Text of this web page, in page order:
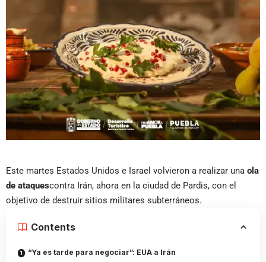
Este martes Estados Unidos e Israel volvieron a realizar una ola
de ataquescontra Irán, ahora en la ciudad de Pardis, con el
objetivo de destruir sitios militares subterráneos.
Contents
“Ya es tarde para negociar”: EUA a Irán